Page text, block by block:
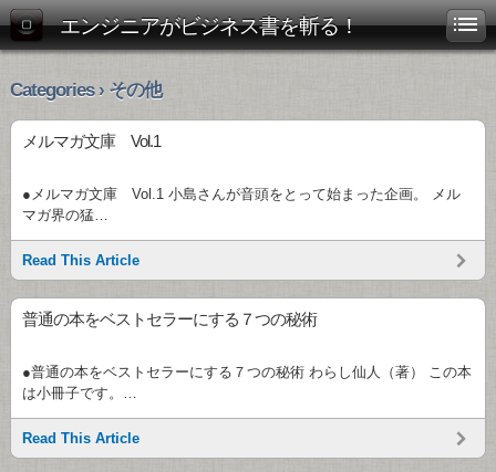
エンジニアがビジネス書を斬る！
Categories › その他
メルマガ文庫 Vol.1
●メルマガ文庫 Vol.1 小島さんが音頭をとって始まった企画。 メル
マガ界の猛…
Read This Article
普通の本をベストセラーにする７つの秘術
●普通の本をベストセラーにする７つの秘術 わらし仙人（著） この本
は小冊子です。…
Read This Article